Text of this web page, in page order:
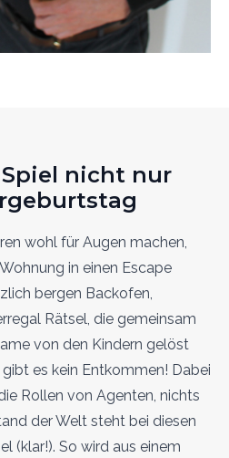
Spiel nicht nur
wohl für Augen machen,
in einen Escape
bergen Backofen,
Rätsel, die gemeinsam
von den Kindern gelöst
es kein Entkommen! Dabei
Rollen von Agenten, nichts
der Welt steht bei diesen
(klar!). So wird aus einem